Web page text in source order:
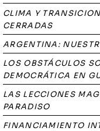
CLIMA Y
CERRADAS
ARGENTINA:
LOS OBSTÁCULOS
DEMOCRÁTICA EN
LAS LECCIONES
PARADISO
FINANCIAMIENTO